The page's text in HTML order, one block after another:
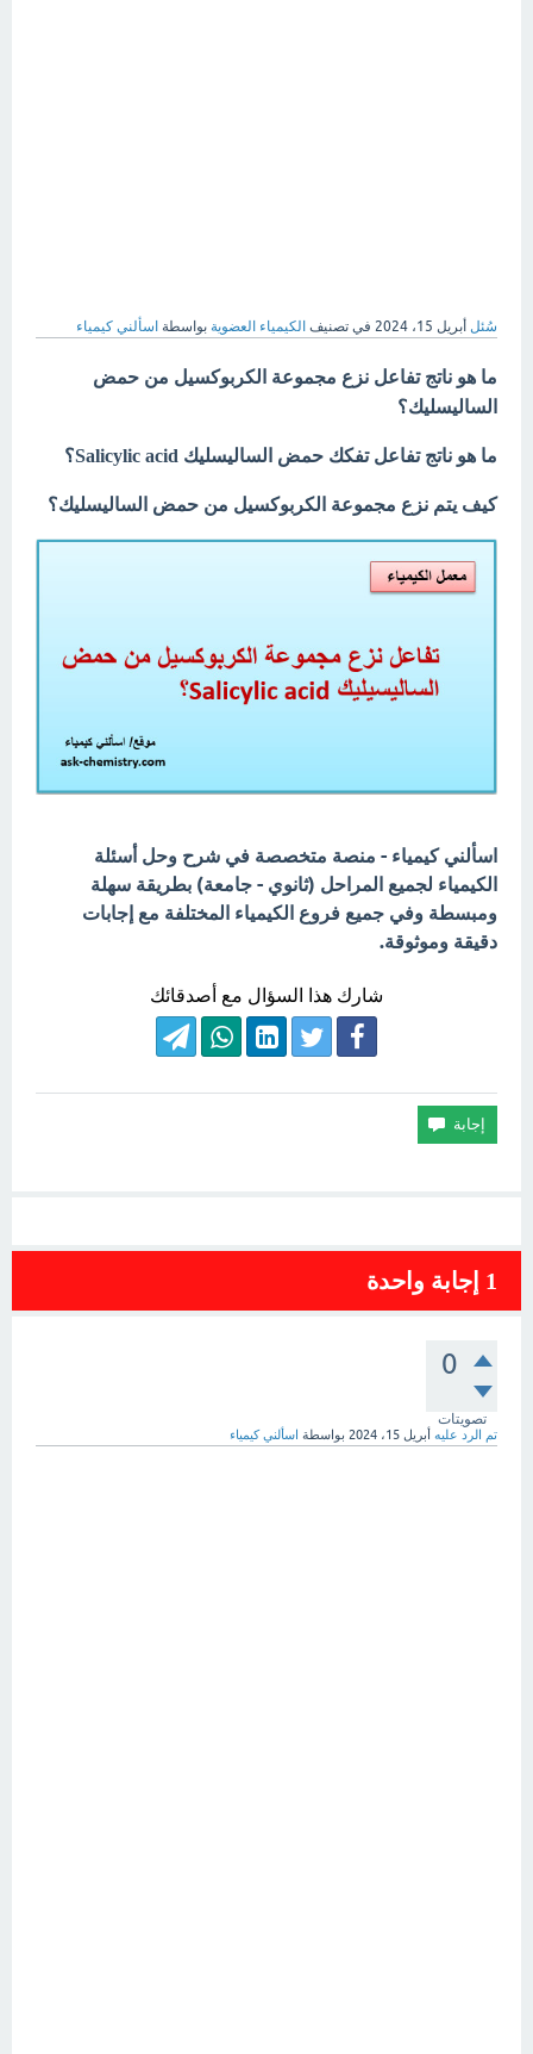
سُئل أبريل 15، 2024 في تصنيف الكيمياء العضوية بواسطة اسألني كيمياء
ما هو ناتج تفاعل نزع مجموعة الكربوكسيل من حمض
الساليسليك؟
ما هو ناتج تفاعل تفكك حمض الساليسليك Salicylic acid ؟
كيف يتم نزع مجموعة الكربوكسيل من حمض الساليسليك؟
اسألني كيمياء - منصة متخصصة في شرح وحل أسئلة
الكيمياء لجميع المراحل (ثانوي - جامعة) بطريقة سهلة
ومبسطة وفي جميع فروع الكيمياء المختلفة مع إجابات
دقيقة وموثوقة.
شارك هذا السؤال مع أصدقائك
1 إجابة واحدة
0
تصويتات
تم الرد عليه أبريل 15، 2024 بواسطة اسألني كيمياء